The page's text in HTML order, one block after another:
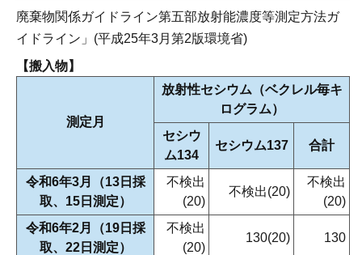
廃棄物関係ガイドライン第五部放射能濃度等測定方法ガ
イドライン」(平成25年3月第2版環境省)
【搬入物】
測定月
放射性セシウム（ベクレル毎キ
ログラム）
セシウ
ム134
セシウム137 合計
令和6年3月（13日採
取、15日測定）
不検出
(20)
不検出(20)
不検出
(20)
令和6年2月（19日採
取、22日測定）
不検出
(20)
130(20) 130